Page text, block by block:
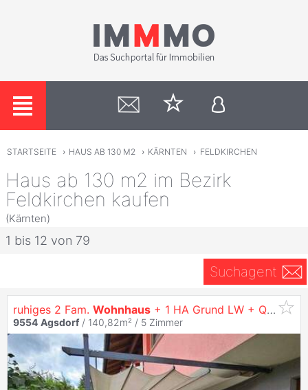
STARTSEITE › HAUS AB 130 M2 › KÄRNTEN › FELDKIRCHEN
Haus ab 130 m2 im Bezirk
Feldkirchen kaufen
(Kärnten)
1 bis 12 von 79
Suchagent
ruhiges 2 Fam. Wohnhaus + 1 HA Grund LW + Quelle in
9554 Agsdorf / 140,82m² / 5 Zimmer